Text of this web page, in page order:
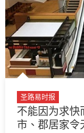
圣路易时报
不能因为求
市、郡居家令